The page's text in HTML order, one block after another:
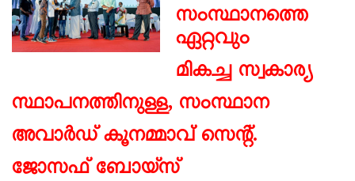
സംസ്ഥാനത്തെ
ഏറ്റവും
മികച്ച സ്വകാര്യ
സ്ഥാപനത്തിനുള്ള, സംസ്ഥാന
അവാർഡ് കൂനമ്മാവ് സെന്റ്.
ജോസഫ് ബോയ്സ്